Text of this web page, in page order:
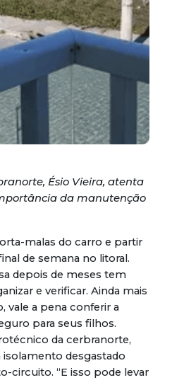
Ésio Vieira, atenta
da manutenção
malas do carro e partir
de semana no litoral.
depois de meses tem
e verificar. Ainda mais
vale a pena conferir a
para seus filhos.
da cerbranorte,
isolamento desgastado
circuito. “E isso pode levar